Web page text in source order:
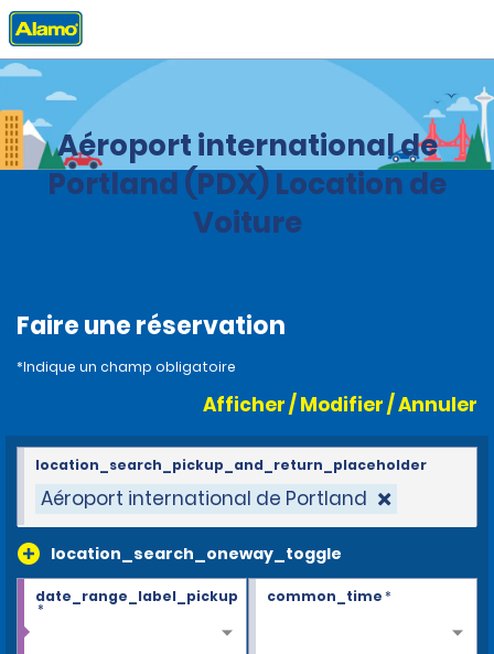
Accueil Agences Oregon
Aéroport international de
Portland (PDX) Location de
Voiture
Faire une réservation
*Indique un champ obligatoire
Afficher / Modifier / Annuler
Aéroport international de Portland
location_search_oneway_toggle
location_search_pickup_and_return_placeholder
date_range_label_pickup
*
common_time*